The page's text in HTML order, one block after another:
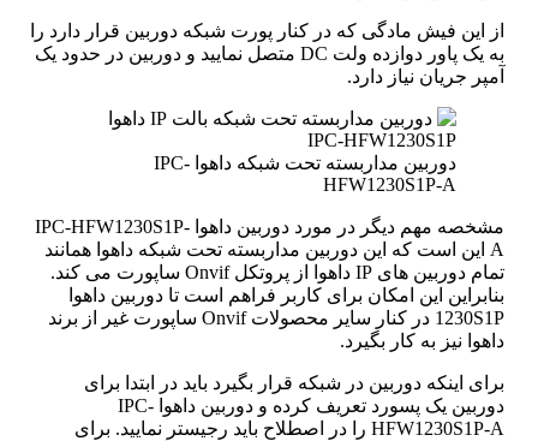
از این فیش مادگی که در کنار پورت شبکه دوربین قرار دارد را
به یک پاور دوازده ولت DC متصل نمایید و دوربین در حدود یک
آمپر جریان نیاز دارد.
دوربین مداربسته تحت شبکه داهوا IPC-
HFW1230S1P-A
مشخصه مهم دیگر در مورد دوربین داهوا IPC-HFW1230S1P-
A این است که این دوربین مداربسته تحت شبکه داهوا همانند
تمام دوربین های IP داهوا از پروتکل Onvif ساپورت می کند.
بنابراین این امکان برای کاربر فراهم است تا دوربین داهوا
1230S1P در کنار سایر محصولات Onvif ساپورت غیر از برند
داهوا نیز به کار بگیرد.
برای اینکه دوربین در شبکه قرار بگیرد باید در ابتدا برای
دوربین یک پسورد تعریف کرده و دوربین داهوا IPC-
HFW1230S1P-A را در اصطلاح باید رجیستر نمایید. برای